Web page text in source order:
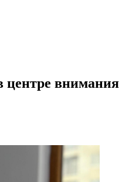
центре внимания